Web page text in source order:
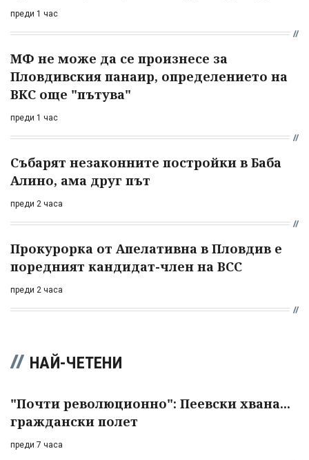
преди 1 час
МФ не може да се произнесе за
Пловдивския панаир, определението на
ВКС още "пътува"
преди 1 час
Събарят незаконните постройки в Баба
Алино, ама друг път
преди 2 часа
Прокурорка от Апелативна в Пловдив е
поредният кандидат-член на ВСС
преди 2 часа
НАЙ-ЧЕТЕНИ
"Почти революционно": Пеевски хвана...
граждански полет
преди 7 часа